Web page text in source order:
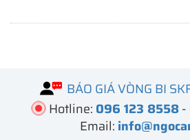
BÁO GIÁ VÒNG BI
Hotline: 096 123 8558-
Email: